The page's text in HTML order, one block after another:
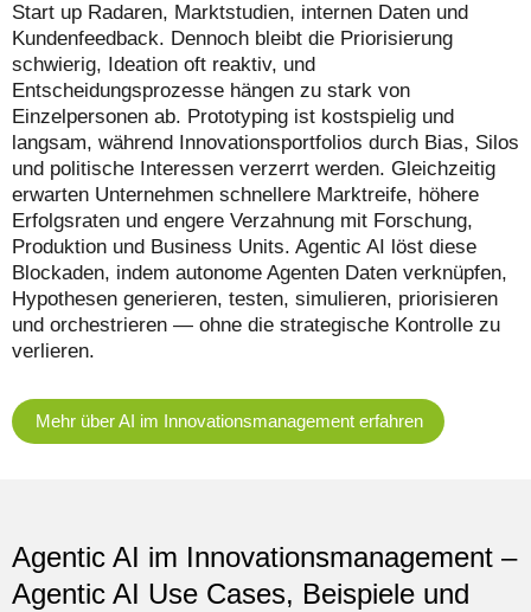
Start up Radaren, Marktstudien, internen Daten und
Kundenfeedback. Dennoch bleibt die Priorisierung
schwierig, Ideation oft reaktiv, und
Entscheidungsprozesse hängen zu stark von
Einzelpersonen ab. Prototyping ist kostspielig und
langsam, während Innovationsportfolios durch Bias, Silos
und politische Interessen verzerrt werden. Gleichzeitig
erwarten Unternehmen schnellere Marktreife, höhere
Erfolgsraten und engere Verzahnung mit Forschung,
Produktion und Business Units. Agentic AI löst diese
Blockaden, indem autonome Agenten Daten verknüpfen,
Hypothesen generieren, testen, simulieren, priorisieren
und orchestrieren — ohne die strategische Kontrolle zu
verlieren.
Mehr über AI im Innovationsmanagement erfahren
Agentic AI im Innovationsmanagement –
Agentic AI Use Cases, Beispiele und